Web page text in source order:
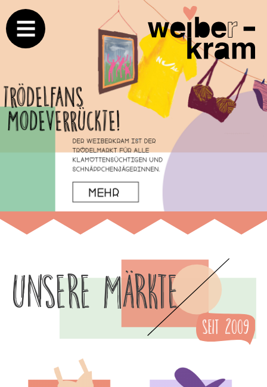
Unsere Märkte
Seit 2009